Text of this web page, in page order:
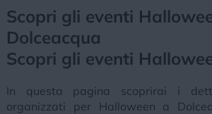
Scopri gli eventi
Dolceacqua
Scopri gli eventi
In questa pagina scoprirai i
organizzati per Halloween a